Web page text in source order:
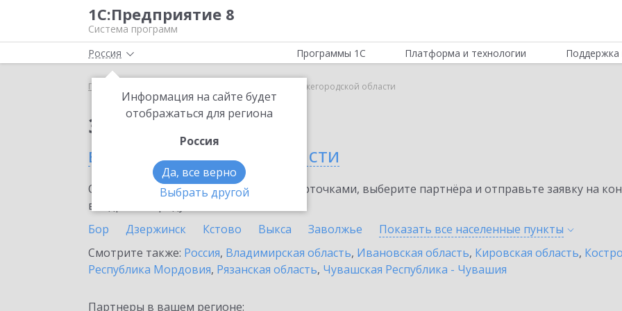
1С:Предприятие 8
Система программ
Россия
Информация на сайте будет
отображаться для региона
Россия
Да, все верно
Выбрать другой
Программы 1С Платформа и технологии Поддержка
Главная ЮKassa в Нижегородской области
Заказать ЮKassa
в Нижегородской области
Ознакомьтесь с информационными карточками, выберите партнёра и отправьте заявку на
внедрение продукта.
Бор
Дзержинск Кстово Выкса Заволжье Показать все населенные пункты
Смотрите также: Россия, Владимирская область, Ивановская область, Кировская область,
Республика Мордовия, Рязанская область, Чувашская Республика - Чувашия
Партнеры в вашем регионе: